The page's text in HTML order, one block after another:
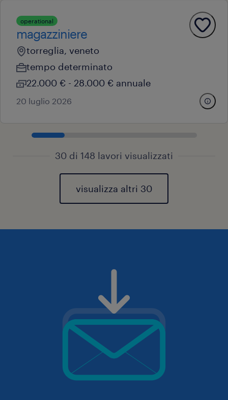
operational
magazziniere
torreglia, veneto
tempo determinato
22.000 € - 28.000 € annuale
20 luglio 2026
30 di 148 lavori visualizzati
visualizza altri 30